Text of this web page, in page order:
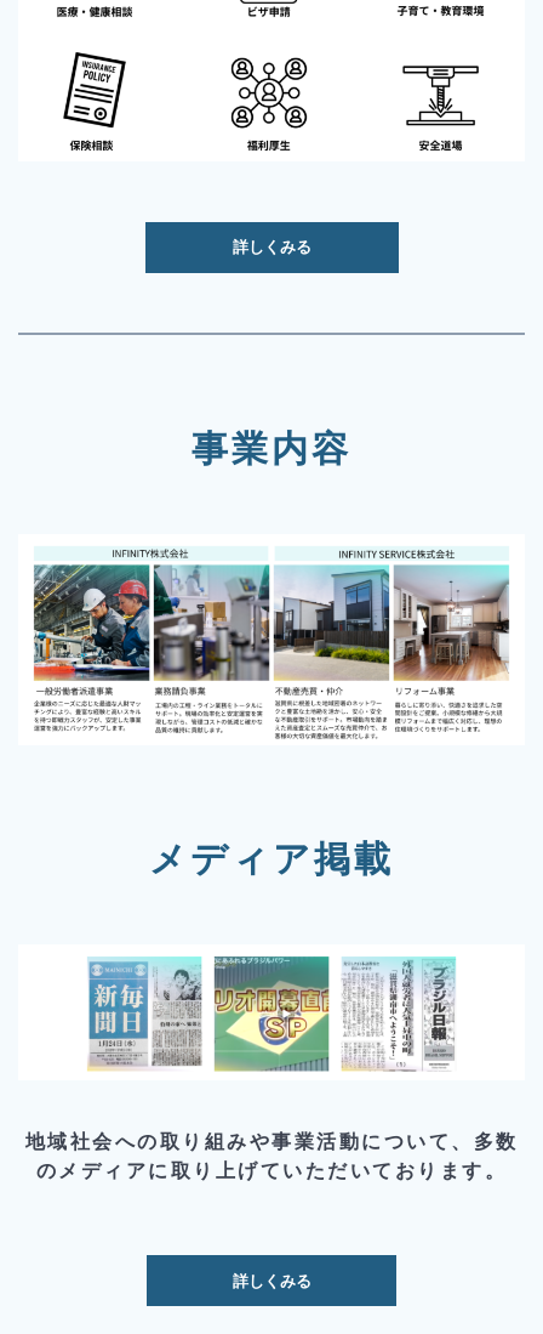
詳しくみる
事業内容
メディア掲載
地域社会への取り組みや事業活動について、多数
のメディアに取り上げていただいております。
詳しくみる